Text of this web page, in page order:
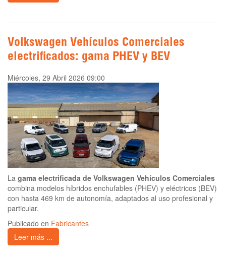
Volkswagen Vehículos Comerciales
electrificados: gama PHEV y BEV
Miércoles, 29 Abril 2026 09:00
La gama electrificada de Volkswagen Vehículos Comerciales
combina modelos híbridos enchufables (PHEV) y eléctricos (BEV)
con hasta 469 km de autonomía, adaptados al uso profesional y
particular.
Publicado en Fabricantes
Leer más ...